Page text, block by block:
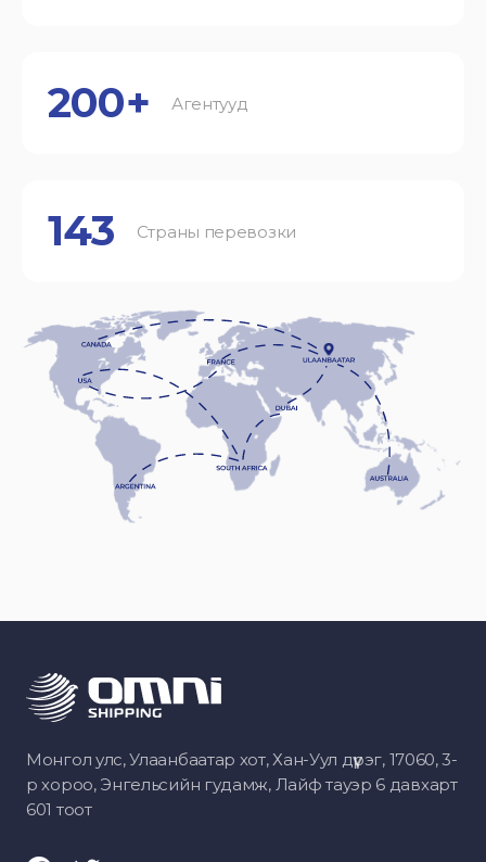
200+ Агентууд
143 Страны перевозки
Монгол улс, Улаанбаатар хот, Хан-Уул дүүрэг, 17060, 3-
р хороо, Энгельсийн гудамж, Лайф тауэр 6 давхарт
601 тоот